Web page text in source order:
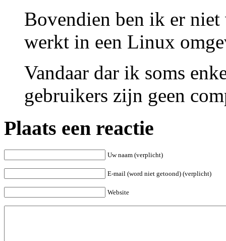
Bovendien ben ik er
werkt in een Linux
Vandaar dar ik soms
gebruikers zijn geen
Plaats een reactie
Uw naam (verplicht)
E-mail (word niet getoond) (verplicht)
Website